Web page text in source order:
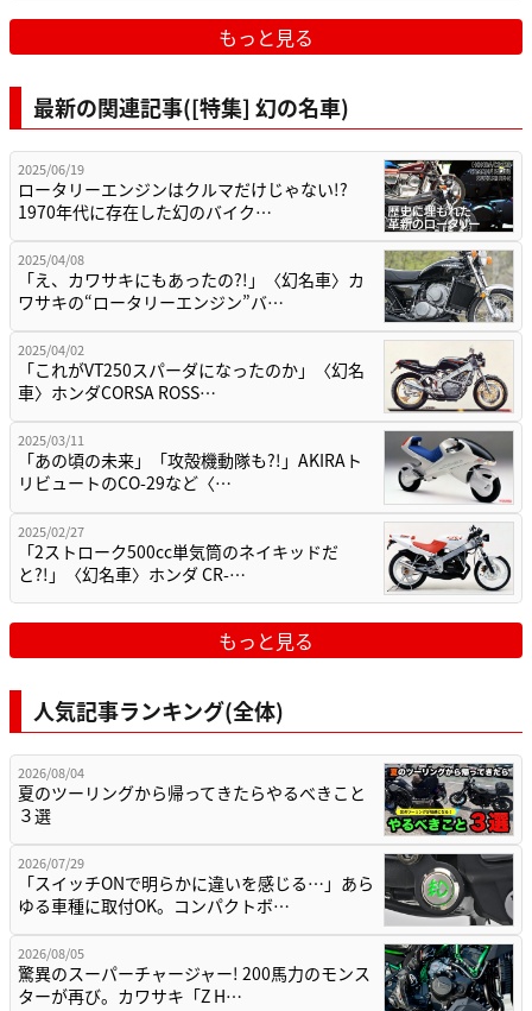
もっと見る
最新の関連記事([特集] 幻の名車)
2025/06/19
ロータリーエンジンはクルマだけじゃない!?
1970年代に存在した幻のバイク…
2025/04/08
「え、カワサキにもあったの?!」〈幻名車〉カ
ワサキの“ロータリーエンジン”バ…
2025/04/02
「これがVT250スパーダになったのか」〈幻名
車〉ホンダCORSA ROSS…
2025/03/11
「あの頃の未来」「攻殻機動隊も?!」AKIRAト
リビュートのCO-29など〈…
2025/02/27
「2ストローク500cc単気筒のネイキッドだ
と?!」〈幻名車〉ホンダ CR-…
もっと見る
人気記事ランキング(全体)
2026/08/04
夏のツーリングから帰ってきたらやるべきこと
３選
2026/07/29
「スイッチONで明らかに違いを感じる…」あら
ゆる車種に取付OK。コンパクトボ…
2026/08/05
驚異のスーパーチャージャー! 200馬力のモンス
ターが再び。カワサキ「Z H…